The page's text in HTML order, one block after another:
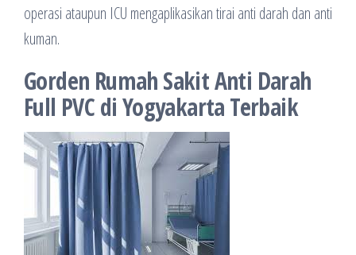
operasi ataupun ICU mengaplikasikan tirai anti darah dan anti
kuman.
Gorden Rumah Sakit Anti Darah
Full PVC di Yogyakarta Terbaik